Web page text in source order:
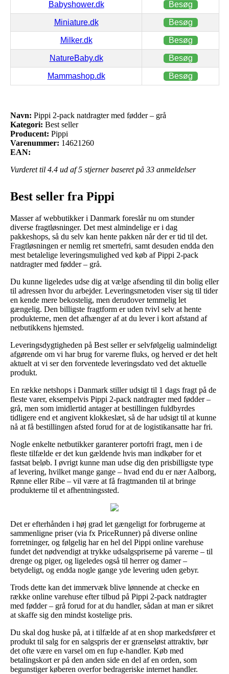
Babyshower.dk Besøg
Miniature.dk Besøg
Milker.dk Besøg
NatureBaby.dk Besøg
Mammashop.dk Besøg
Navn: Pippi 2-pack natdragter med fødder – grå
Kategori: Best seller
Producent: Pippi
Varenummer: 14621260
EAN:
Vurderet til 4.4 ud af 5 stjerner baseret på 33 anmeldelser
Best seller fra Pippi
Masser af webbutikker i Danmark foreslår nu om stunder
diverse fragtløsninger. Det mest almindelige er i dag
pakkeshops, så du selv kan hente pakken når der er tid til det.
Fragtløsningen er nemlig ret smertefri, samt desuden endda den
mest betalelige leveringsmulighed ved køb af Pippi 2-pack
natdragter med fødder – grå.
Du kunne ligeledes udse dig at vælge afsending til din bolig eller
til adressen hvor du arbejder. Leveringsmetoden viser sig til tider
en kende mere bekostelig, men derudover temmelig let
gængelig. Den billigste fragtform er uden tvivl selv at hente
produkterne, men det afhænger af at du lever i kort afstand af
netbutikkens hjemsted.
Leveringsdygtigheden på Best seller er selvfølgelig ualmindeligt
afgørende om vi har brug for varerne fluks, og herved er det helt
aktuelt at vi ser den forventede leveringsdato ved det aktuelle
produkt.
En række netshops i Danmark stiller udsigt til 1 dags fragt på de
fleste varer, eksempelvis Pippi 2-pack natdragter med fødder –
grå, men som imidlertid antager at bestillingen fuldbyrdes
tidligere end et angivent klokkeslæt, så de har udsigt til at kunne
nå at få bestillingen afsted forud for at de logistikansatte har fri.
Nogle enkelte netbutikker garanterer portofri fragt, men i de
fleste tilfælde er det kun gældende hvis man indkøber for et
fastsat beløb. I øvrigt kunne man udse dig den prisbilligste type
af levering, hvilket mange gange – hvad end du er nær Aalborg,
Rønne eller Ribe – vil være at få fragtmanden til at bringe
produkterne til et afhentningssted.
Det er efterhånden i høj grad let gængeligt for forbrugerne at
sammenligne priser (via fx PriceRunner) på diverse online
forretninger, og følgelig har en hel del Pippi online varehuse
fundet det nødvendigt at trykke udsalgspriserne på varerne – til
drenge og piger, og ligeledes også til herrer og damer –
betydeligt, og endda nogle gange yde levering uden gebyr.
Trods dette kan det immervæk blive lønnende at checke en
række online varehuse efter tilbud på Pippi 2-pack natdragter
med fødder – grå forud for at du handler, sådan at man er sikret
at skaffe sig den mindst kostelige pris.
Du skal dog huske på, at i tilfælde af at en shop markedsfører et
produkt til salg for en salgspris der er grænseløst attraktiv, bør
det ofte være en varsel om en fup e-handler. Køb med
betalingskort er på den anden side en del af en orden, som
begunstiger køberen overfor bedrageriske internet handler.